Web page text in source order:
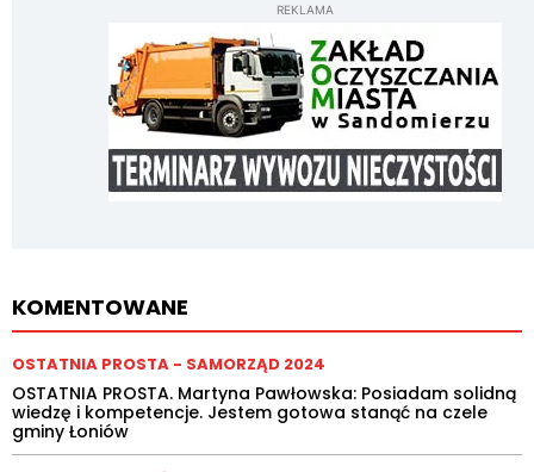
REKLAMA
KOMENTOWANE
OSTATNIA PROSTA - SAMORZĄD 2024
OSTATNIA PROSTA. Martyna Pawłowska: Posiadam solidną
wiedzę i kompetencje. Jestem gotowa stanąć na czele
gminy Łoniów